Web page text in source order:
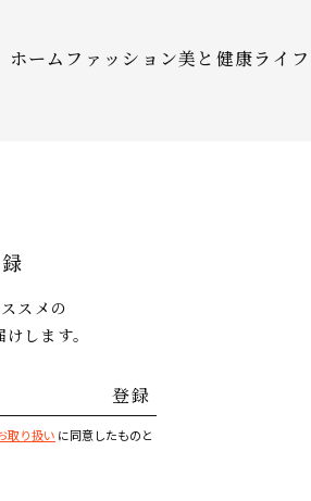
ホーム ファッション美と健康ライフ
スメの
します。
登録
取り扱い に同意したものと